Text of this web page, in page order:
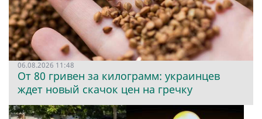
06.08.2026 11:48
От 80 гривен за килограмм: украинцев
ждет новый скачок цен на гречку